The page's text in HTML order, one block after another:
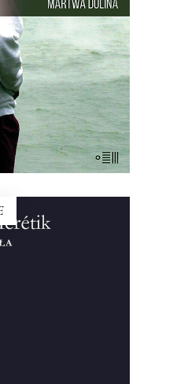
jak dwa tysiące
i dzieci. Chaty i
nietknięte. Takie
się wydarzyło?